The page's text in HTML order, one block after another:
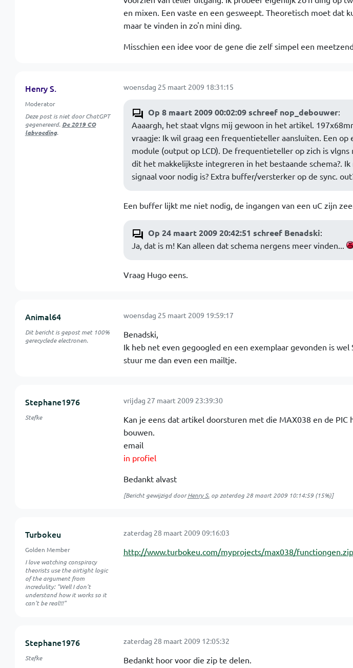
en mixen. Een vaste en een gesweept. Theoretisch moet dat
maar te vinden in zo'n mini ding.
Misschien een idee voor de gene die zelf simpel een
Henry S.
Moderator
Deze post is niet door ChatGPT
gegenereerd. De 2019 CO
labvoeding.
woensdag 25 maart 2009 18:31:15
Op 8 maart 2009 00:02:09 schreef nop_debouwer:
Aaaargh, het staat vlgns mij gewoon in het artikel.
vraagje: Ik wil graag een frequentieteller aansluiten. Een op
module (output op LCD). De frequentieteller op zich is
dit het makkelijkste integreren in het bestaande schema?.
signaal voor nodig is? Extra buffer/versterker op de sync.
Een buffer lijkt me niet nodig, de ingangen van een uC zijn
Op 24 maart 2009 20:42:51 schreef Benadski:
Ja, dat is m! Kan alleen dat schema nergens meer vinden...
Vraag Hugo eens.
Animal64
Dit bericht is gepost met 100%
gerecyclede electronen.
woensdag 25 maart 2009 19:59:17
Benadski,
Ik heb net even gegoogled en een exemplaar gevonden is wel
stuur me dan even een mailtje.
Stephane1976
Stefke
vrijdag 27 maart 2009 23:39:30
Kan je eens dat artikel doorsturen met die MAX038 en de
bouwen.
email
in profiel
Bedankt alvast
[Bericht gewijzigd doorHenry S.op zaterdag 28 maart 2009 10:14:59(15%)]
Turbokeu
Golden Member
I love watching conspiracy
theorists use the airtight logic
of the argument from
incredulity: "Well I don't
understand how it works so it
can't be real!!!"
zaterdag 28 maart 2009 09:16:03
http://www.turbokeu.com/myprojects/max038/functiongen.zip
Stephane1976
Stefke
zaterdag 28 maart 2009 12:05:32
Bedankt hoor voor die zip te delen.